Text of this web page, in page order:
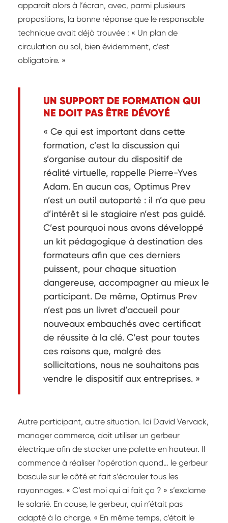
apparaît alors à l’écran, avec, parmi plusieurs
propositions, la bonne réponse que le responsable
technique avait déjà trouvée : « Un plan de
circulation au sol, bien évidemment, c’est
obligatoire. »
UN SUPPORT DE FORMATION QUI
NE DOIT PAS ÊTRE DÉVOYÉ
« Ce qui est important dans cette
formation, c’est la discussion qui
s’organise autour du dispositif de
réalité virtuelle, rappelle Pierre-Yves
Adam. En aucun cas, Optimus Prev
n’est un outil autoporté : il n’a que peu
d’intérêt si le stagiaire n’est pas guidé.
C’est pourquoi nous avons développé
un kit pédagogique à destination des
formateurs afin que ces derniers
puissent, pour chaque situation
dangereuse, accompagner au mieux le
participant. De même, Optimus Prev
n’est pas un livret d’accueil pour
nouveaux embauchés avec certificat
de réussite à la clé. C’est pour toutes
ces raisons que, malgré des
sollicitations, nous ne souhaitons pas
vendre le dispositif aux entreprises. »
Autre participant, autre situation. Ici David Vervack,
manager commerce, doit utiliser un gerbeur
électrique afin de stocker une palette en hauteur. Il
commence à réaliser l’opération quand… le gerbeur
bascule sur le côté et fait s’écrouler tous les
rayonnages. « C’est moi qui ai fait ça ? » s’exclame
le salarié. En cause, le gerbeur, qui n’était pas
adapté à la charge. « En même temps, c’était le